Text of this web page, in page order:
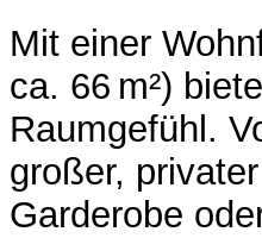
Mit einer
ca. 66 m²)
Raumgefühl.
großer,
Garderobe